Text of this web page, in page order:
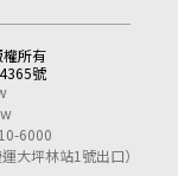
所有
號
6000
大坪林站1號出口）